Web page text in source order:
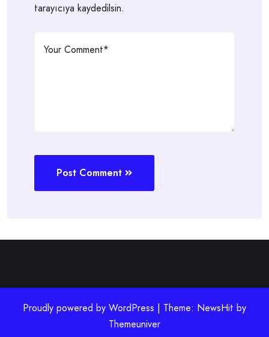
tarayıcıya kaydedilsin.
Post Comment
Proudly powered by WordPress | Theme: NewsHit by
Themeuniver